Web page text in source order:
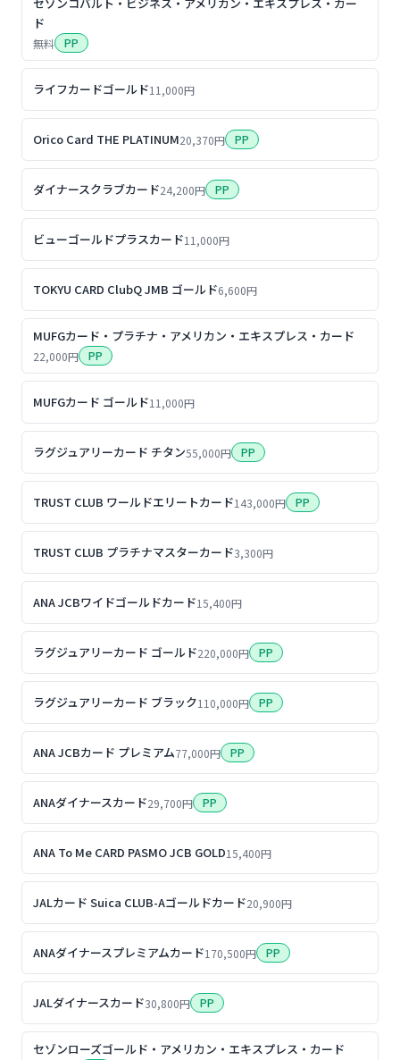
ド
無料 PP
ライフカードゴールド11,000円
Orico Card THE PLATINUM20,370円 PP
ダイナースクラブカード24,200円 PP
ビューゴールドプラスカード11,000円
TOKYU CARD ClubQ JMB ゴールド6,600円
MUFGカード・プラチナ・アメリカン・エキスプレス・カード
22,000円 PP
MUFGカード ゴールド11,000円
ラグジュアリーカード チタン55,000円 PP
TRUST CLUB ワールドエリートカード143,000円 PP
TRUST CLUB プラチナマスターカード3,300円
ANA JCBワイドゴールドカード15,400円
ラグジュアリーカード ゴールド220,000円 PP
ラグジュアリーカード ブラック110,000円 PP
ANA JCBカード プレミアム77,000円 PP
ANAダイナースカード29,700円 PP
ANA To Me CARD PASMO JCB GOLD15,400円
JALカード Suica CLUB-Aゴールドカード20,900円
ANAダイナースプレミアムカード170,500円 PP
JALダイナースカード30,800円 PP
セゾンローズゴールド・アメリカン・エキスプレス・カード